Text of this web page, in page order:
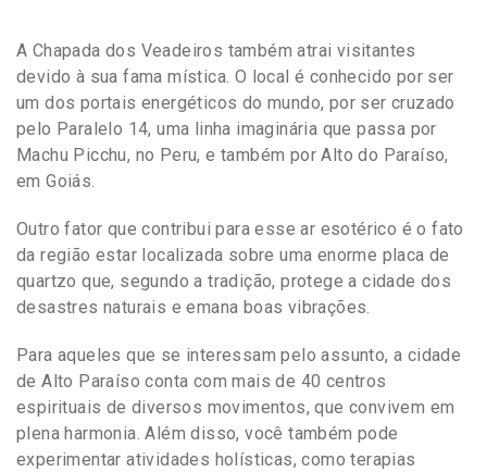
A Chapada dos Veadeiros também atrai visitantes
devido à sua fama mística. O local é conhecido por ser
um dos portais energéticos do mundo, por ser cruzado
pelo Paralelo 14, uma linha imaginária que passa por
Machu Picchu, no Peru, e também por Alto do Paraíso,
em Goiás.
Outro fator que contribui para esse ar esotérico é o fato
da região estar localizada sobre uma enorme placa de
quartzo que, segundo a tradição, protege a cidade dos
desastres naturais e emana boas vibrações.
Para aqueles que se interessam pelo assunto, a cidade
de Alto Paraíso conta com mais de 40 centros
espirituais de diversos movimentos, que convivem em
plena harmonia. Além disso, você também pode
experimentar atividades holísticas, como terapias